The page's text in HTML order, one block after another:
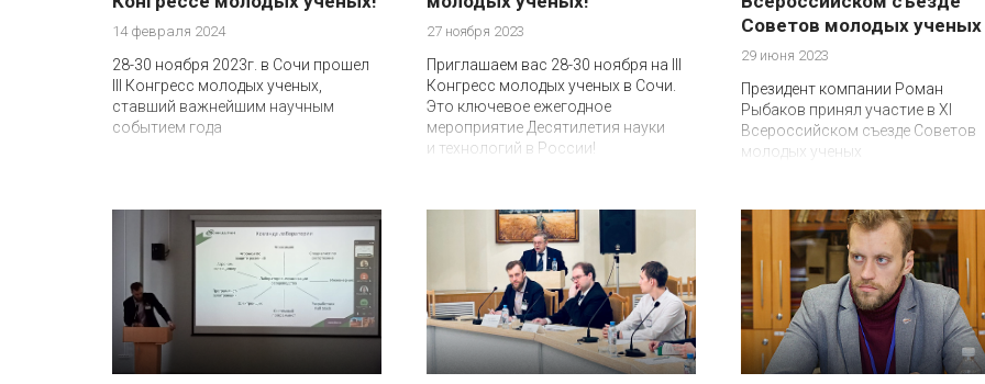
14 февраля 2024
28-30 ноября 2023г. в Сочи прошел
III Конгресс молодых ученых,
ставший важнейшим научным
событием года
27 ноября 2023
Приглашаем вас 28-30 ноября на III
Конгресс молодых ученых в Сочи.
Это ключевое ежегодное
мероприятие Десятилетия науки
и технологий в России!
Советов молодых ученых
29 июня 2023
Президент компании Роман
Рыбаков принял участие в XI
Всероссийском съезде Советов
молодых ученых